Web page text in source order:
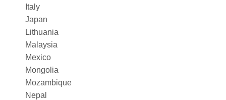
Italy
Japan
Lithuania
Malaysia
Mexico
Mongolia
Mozambique
Nepal